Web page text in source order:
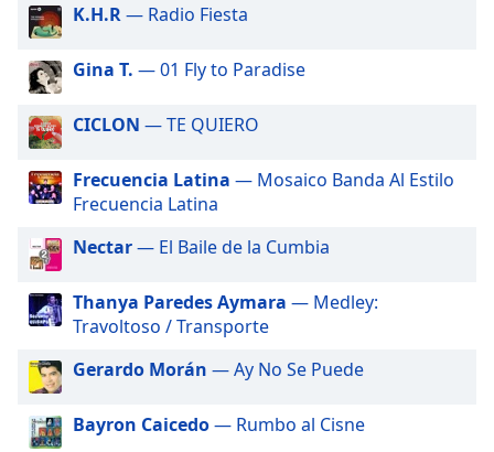
Picture-
Picture
Fullscreen
This
modal
Beginning
dialog
Escape
cancel
and
K.H.R— Radio Fiesta
Gina T. — 01 Fly to Paradise
CICLON — TE QUIERO
Frecuencia Latina — Mosaico Banda Al Estilo
Frecuencia Latina
Nectar— El Baile de la Cumbia
Thanya Paredes Aymara — Medley:
Travoltoso / Transporte
Gerardo Morán — Ay No Se Puede
Bayron Caicedo— Rumbo al Cisne